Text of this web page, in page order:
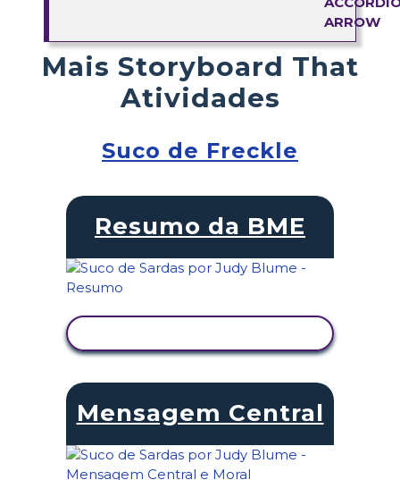
Mais Storyboard That
Atividades
Suco de Freckle
Resumo da BME
Mensagem Central